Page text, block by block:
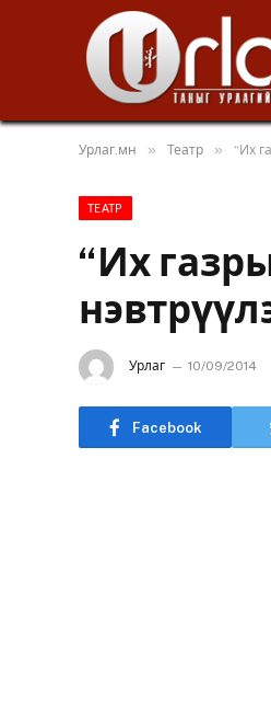
Урлаг.мн » Театр » “Их
ТЕАТР
“Их
Урлаг 10/09/2014
Facebook